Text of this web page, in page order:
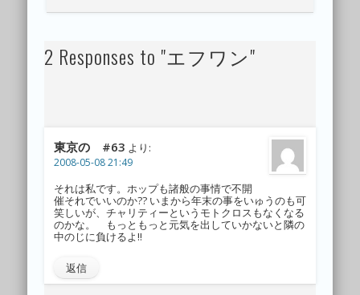
2 Responses to "エフワン"
東京の #63 より:
2008-05-08 21:49
それは私です。ホップも諸般の事情で不開
催それでいいのか?? いまから年末の事をいゅうのも可
笑しいが、チャリティーというモトクロスもなくなる
のかな。 もっともっと元気を出していかないと隣の
中のじに負けるよ!!
返信